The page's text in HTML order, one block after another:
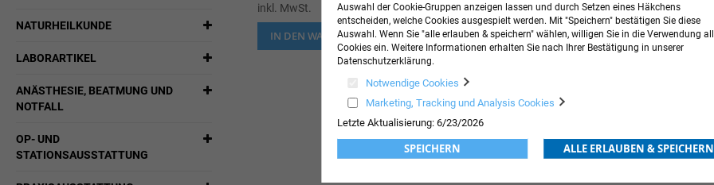
inkl. MwSt.
2.163,42 €
IN DEN WARENKORB ZUR
WUNSCHLISTE
HINZUFÜGEN
inkl. MwSt. Ab240,86 €
IN DEN WARENKORB ZUR
inkl. MwSt.
IN
NATURHEILKUNDE
LABORARTIKEL
ANÄSTHESIE, BEATMUNG UND
NOTFALL
OP- UND
STATIONSAUSSTATTUNG
Auswahl der Cookie-Gruppen anzeigen lassen und durch Setzen eines Häkchens
entscheiden, welche Cookies ausgespielt werden. Mit "Speichern" bestätigen Sie diese
Auswahl. Wenn Sie "alle erlauben & speichern" wählen, willigen Sie in die Verwendung
Cookies ein. Weitere Informationen erhalten Sie nach Ihrer Bestätigung in unserer
Datenschutzerklärung.
Notwendige Cookies
Marketing, Tracking und Analysis Cookies
Letzte Aktualisierung: 6/23/2026
SPEICHERN ALLE ERLAUBEN & SPEICHERN